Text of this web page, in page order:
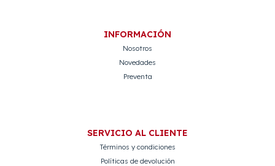
INFORMACIÓN
Nosotros
Novedades
Preventa
SERVICIO AL CLIENTE
Términos y condiciones
Políticas de devolución